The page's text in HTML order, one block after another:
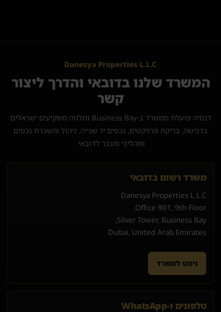
Danesya Properties L.L.C
המשרד שלנו בדובאי והדרך ליצור
קשר
דנסיה פועלת ממשרד ב-Business Bay ומלווה משקיעים ישראלים
ברכישה, בדיקת פרויקטים, נכסים יד שנייה, ניהול והשכרת נכסים
ותהליכי מעבר לדובאי.
משרד רשום בדובאי
Danesya Properties L.L.C
Office 901, 9th Floor,
Silver Tower, Business Bay,
Dubai, United Arab Emirates
ניווט למשרד
טלפונים ו-WhatsApp